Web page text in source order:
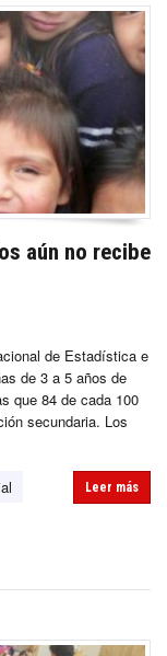
aún no recibe
de Estadística e
de 3 a 5 años de
que 84 de cada 100
secundaria. Los
Leer más